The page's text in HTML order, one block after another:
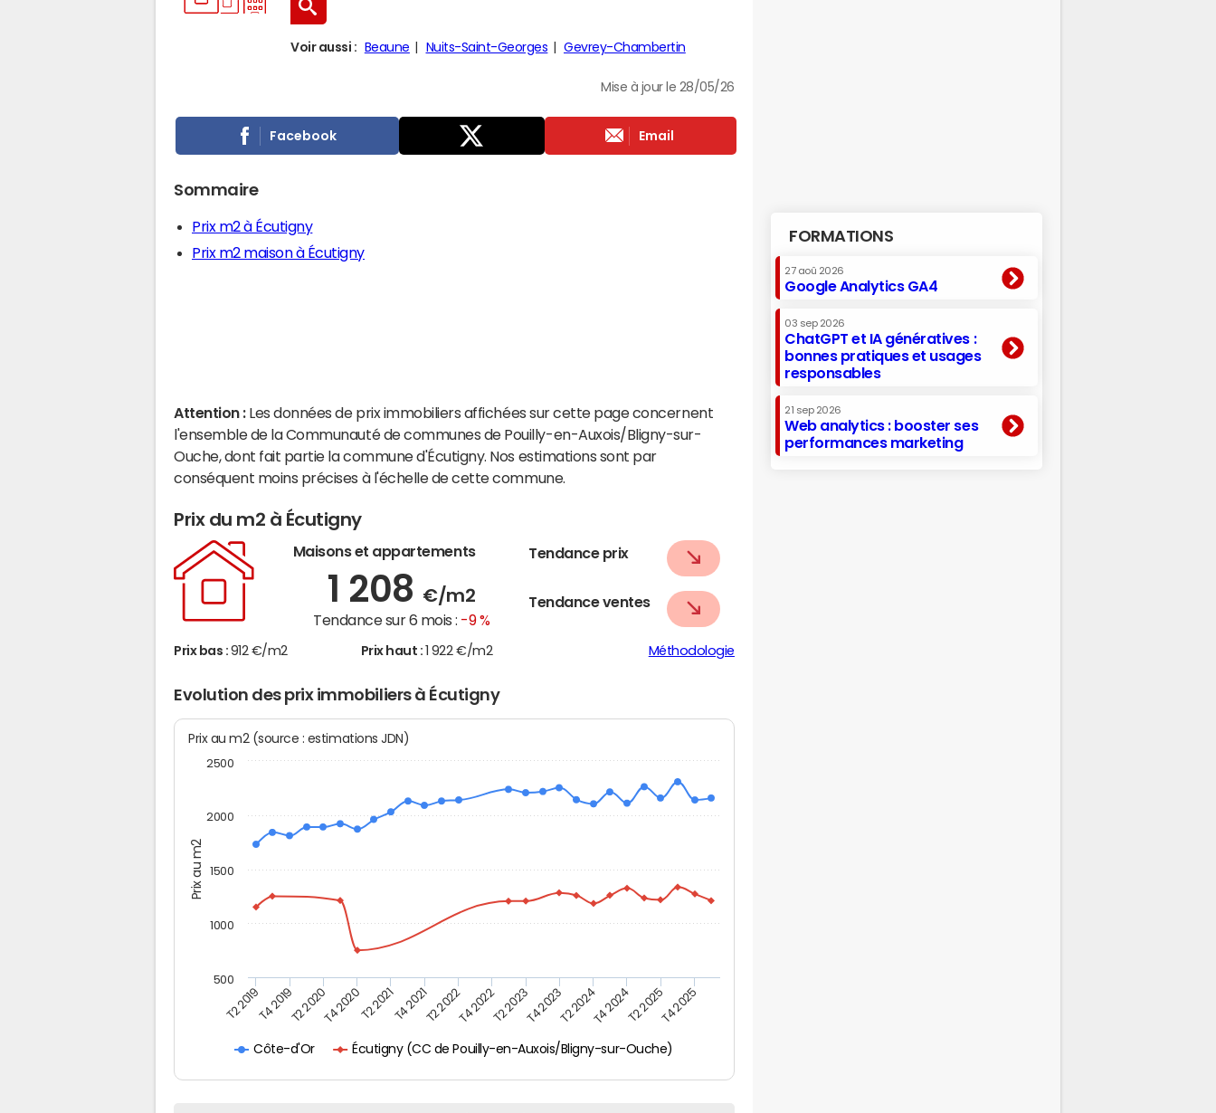
Voir aussi : Beaune Nuits-Saint-Georges Gevrey-Chambertin
Mise à jour le 28/05/26
Facebook Email
Sommaire
Prix m2 à Écutigny
Prix m2 maison à Écutigny
Attention : Les données de prix immobiliers affichées sur cette page concernent
l'ensemble de la Communauté de communes de Pouilly-en-Auxois/Bligny-sur-
Ouche, dont fait partie la commune d'Écutigny. Nos estimations sont par
conséquent moins précises à l'échelle de cette commune.
Prix du m2 à Écutigny
Maisons et appartements
1 208 €/m2
Tendance sur 6 mois : -9 %
Tendance prix
Tendance ventes
Prix bas : 912 €/m2 Prix haut : 1 922 €/m2 Méthodologie
Evolution des prix immobiliers à Écutigny
Prix au m2
Prix au m2 (source : estimations JDN)
Côte-d'Or Écutigny (CC de Pouilly-en-Auxois/Bligny-sur-Ouche)
T2 2019T4 2019T2 2020T4 2020T2 2021T4 2021T2 2022T4 2022T2 2023T4 2023T2 2024T4 2024T2 2025T4 2025
500
1000
1500
2000
2500
FORMATIONS
27 aoû 2026
Google Analytics GA4
03 sep 2026
ChatGPT et IA génératives :
bonnes pratiques et usages
responsables
21 sep 2026
Web analytics : booster ses
performances marketing